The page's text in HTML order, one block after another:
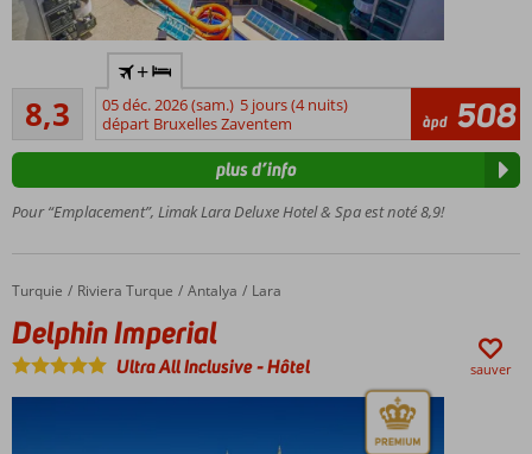
qualité
de la
chaîne
club
pour
enfants
Parc
aquatique
avec 6
toboggans
8,3
Très bon
131
commentaires
+
05 déc. 2026 (sam.) 5 jours (4 nuits)
départ Bruxelles Zaventem
àpd 508
Pour “Emplacement”, Limak Lara Deluxe Hotel & Spa est noté 8,9!
plus d’info
Accueil
Turquie Riviera Turque Antalya Lara
Delphin Imperial
Delphin Imperial
Ultra All Inclusive-Hôtel sauver